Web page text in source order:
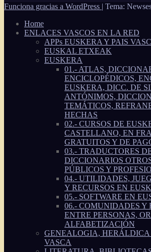
Funciona gracias a WordPress | Tema:
Home
ENLACES VASCOS EN LA RED
APPs EUSKERA Y PAIS
EUSKAL ETXEAK
EUSKERA
01.- ATLAS,
ENCICLOPÉDICOS,
EUSKERA, DICC. DE
ANTÓNIMOS,
TEMÁTICOS,
HECHAS
02.- CURSOS DE
CASTELLANO, EN
GRATUITOS Y DE
03.- TRADUCTORES
DICCIONARIOS
PÚBLICOS Y
04.- UTILIDADES,
Y RECURSOS EN
05.- SOFTWARE EN
06.- COMUNIDADES Y
ENTRE PERSONAS,
ALFABETIZACIÓN
GENEALOGIA, HERÁLDICA
VASCA